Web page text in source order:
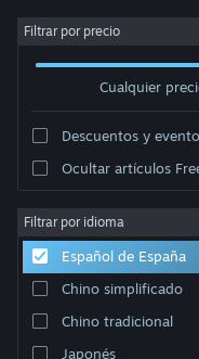
Iniciar sesión
Acerca de
Soporte
Cambiar idioma
Filtrar por precio
Cualquier
Descuentos y
Ocultar artículos
Filtrar por idioma
Español de España
Chino simplificado
Chino tradicional
Japonés
Desarrollador: JBroook
Ordenar por Relevancia
0 resultados coinciden con